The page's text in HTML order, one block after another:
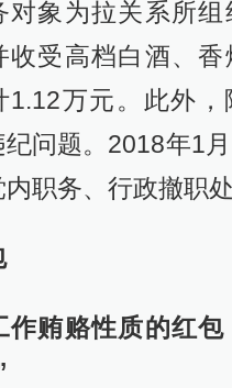
对象为拉关系所组
收受高档白酒、香
1.12万元。此外，
问题。2018年1
职务、行政撤职处
作贿赂性质的红包